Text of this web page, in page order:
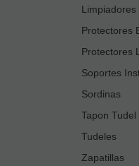
Limpiadores
Protectores
Protectores
Soportes
Sordinas
Tapon Tudel
Tudeles
Zapatillas